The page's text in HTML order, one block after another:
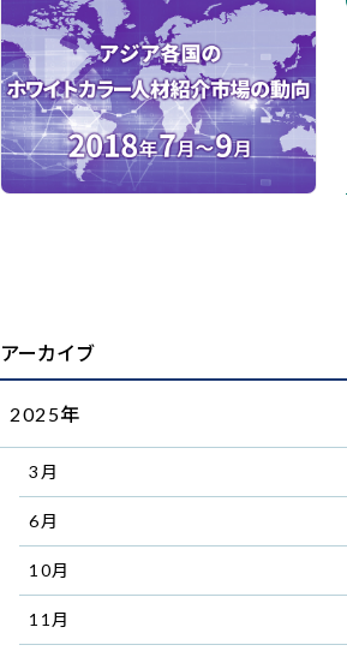
アーカイブ
2025年
3月
6月
10月
11月